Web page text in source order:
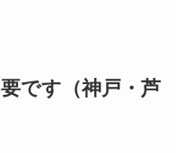
です（神戸・芦